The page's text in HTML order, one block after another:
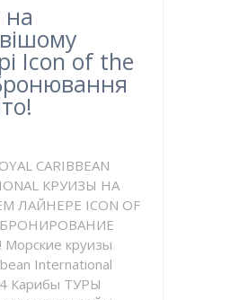
на
Icon of the
CARIBBEAN
КРУИЗЫ НА
ЛАЙНЕРЕ ICON OF
БРОНИРОВАНИЕ
круизы
International
Карибы ТУРЫ